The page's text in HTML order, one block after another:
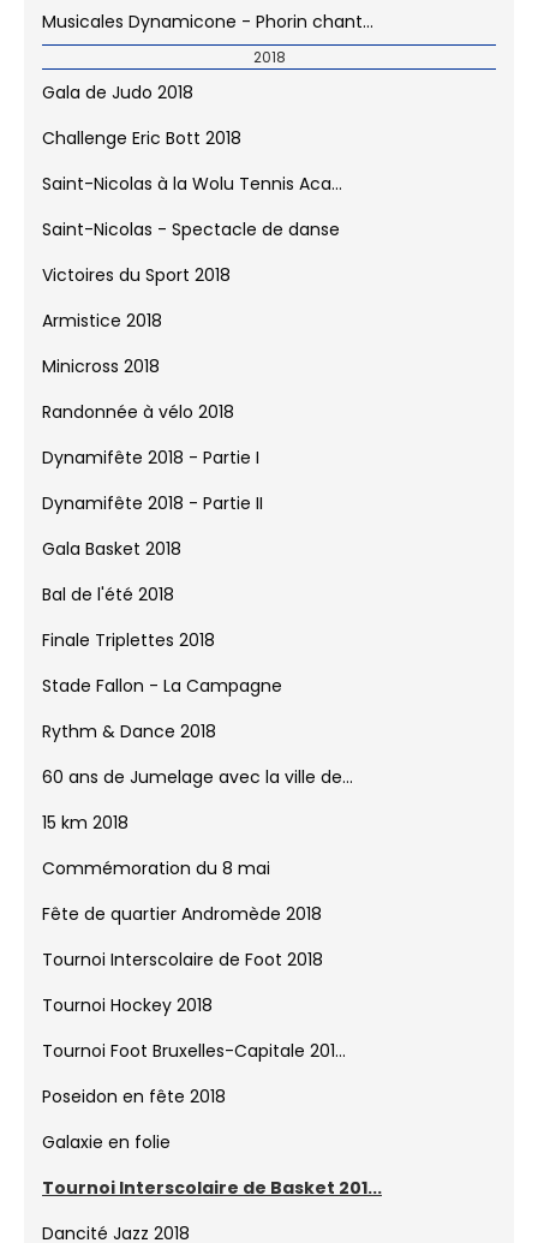
Carnaval - Stade en folie 2019
40ème anniversaire du Cyclo Woluwe
Musicales Dynamicone - Livio Hans 2...
Musicales Dynamicone - Stefan Gilli...
Musicales Dynamicone - Phorin chant...
2018
Gala de Judo 2018
Challenge Eric Bott 2018
Saint-Nicolas à la Wolu Tennis Aca...
Saint-Nicolas - Spectacle de danse
Victoires du Sport 2018
Armistice 2018
Minicross 2018
Randonnée à vélo 2018
Dynamifête 2018 - Partie I
Dynamifête 2018 - Partie II
Gala Basket 2018
Bal de l'été 2018
Finale Triplettes 2018
Stade Fallon - La Campagne
Rythm & Dance 2018
60 ans de Jumelage avec la ville de...
15 km 2018
Commémoration du 8 mai
Fête de quartier Andromède 2018
Tournoi Interscolaire de Foot 2018
Tournoi Hockey 2018
Tournoi Foot Bruxelles-Capitale 201...